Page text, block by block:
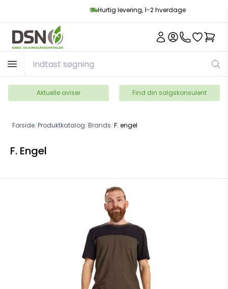
Hurtig levering, 1-2 hverdage
Aktuelle aviser Find din salgskonsulent
Forside/Produktkatalog/Brands/F. engel
F. Engel